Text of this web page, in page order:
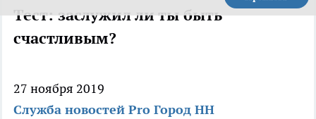
Тест: заслужил ли ты быть
счастливым?
27 ноября 2019
Служба новостей Pro Город НН